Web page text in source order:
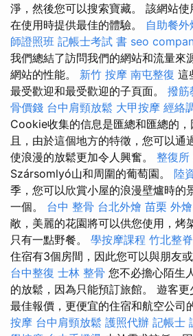
淨，然後您可以搜索寶藏。 該網站
在使用時提供最佳的體驗。 自助餐外
師證照班 記帳士考試 書 seo
我們總結了訪問我們的網站和流量來
網站的性能。 新竹 按摩 南屯整復 這
最受歡迎和最受歡迎的子頁面。 撥筋
骨價錢 台中肩頸放鬆 大甲按摩 經絡
Cookie收集的信息是匯總和匯總的
且，由於這個地方的特徵，您可以通
使浪漫的放鬆更加令人興奮。 整復所
Szársomlyó山和周圍的葡萄園。 陸
季，您可以欣賞小屋的浪漫壁爐時的
一個。 台中 整骨 台北外燴 苗栗 外燴
敞，美麗的花園將可以供您使用，烤
只有一點野餐。 學按摩課程 竹北整脊
住宿有3個房間，因此您可以與朋友或
台中整復 士林 整骨 您不必擔心陌生
的放鬆，因為只能預訂旅館。 遊客
最佳報價，更便宜的住宿和航空公司
按摩 台中肩頸放鬆 護照代辦 記帳士